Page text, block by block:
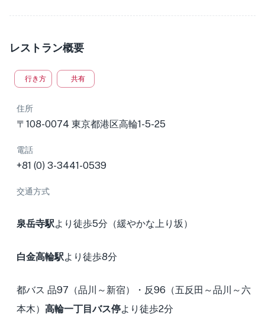
レストラン概要
行き方 共有
住所
〒108-0074 東京都港区高輪1-5-25
電話
+81 (0) 3-3441-0539
交通方式
泉岳寺駅より徒歩5分（緩やかな上り坂）
白金高輪駅より徒歩8分
都バス 品97（品川～新宿）・反96（五反田～品川～六
本木） 高輪一丁目バス停より徒歩2分